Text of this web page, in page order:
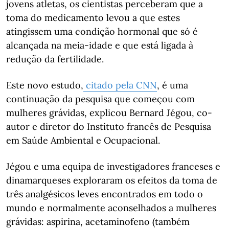
jovens atletas, os cientistas perceberam que a
toma do medicamento levou a que estes
atingissem uma condição hormonal que só é
alcançada na meia-idade e que está ligada à
redução da fertilidade.
Este novo estudo, citado pela CNN, é uma
continuação da pesquisa que começou com
mulheres grávidas, explicou Bernard Jégou, co-
autor e diretor do Instituto francês de Pesquisa
em Saúde Ambiental e Ocupacional.
Jégou e uma equipa de investigadores franceses e
dinamarqueses exploraram os efeitos da toma de
três analgésicos leves encontrados em todo o
mundo e normalmente aconselhados a mulheres
grávidas: aspirina, acetaminofeno (também